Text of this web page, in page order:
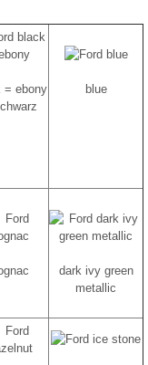
= ebony
blue
dark ivy green
metallic